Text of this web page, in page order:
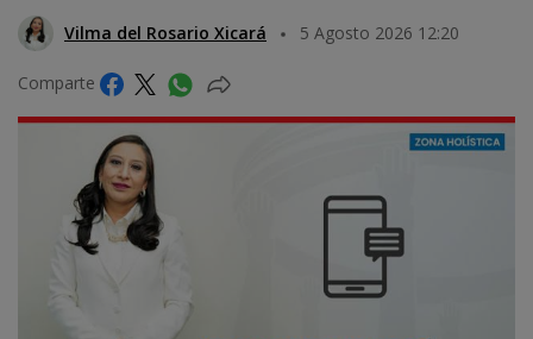
Vilma del Rosario Xicará 5 Agosto 2026 12:20
Comparte